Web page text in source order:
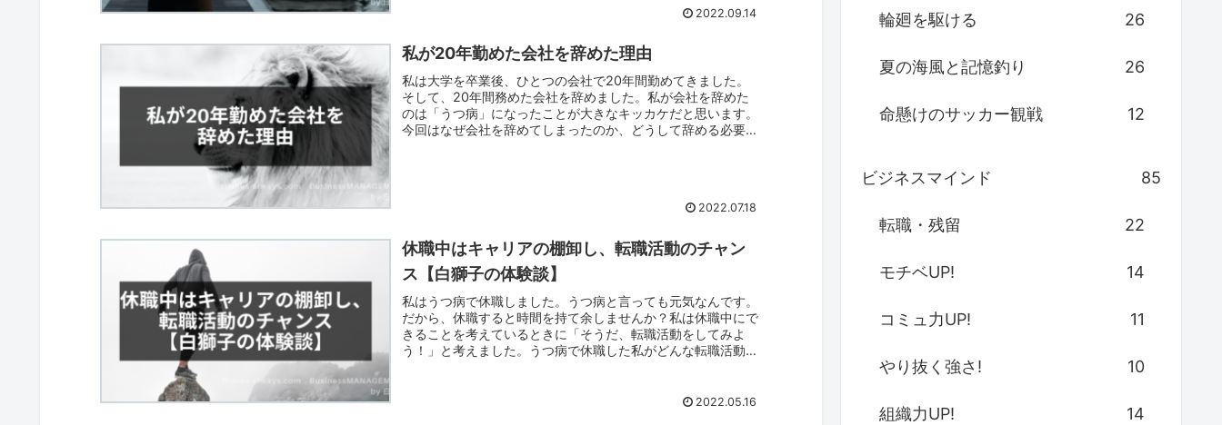
2022.09.14
私が20年勤めた会社を辞めた理由
私は大学を卒業後、ひとつの会社で20年間勤めてきました。
そして、20年間務めた会社を辞めました。私が会社を辞めた
のは「うつ病」になったことが大きなキッカケだと思います。
今回はなぜ会社を辞めてしまったのか、どうして辞める必要が
2022.07.18
休職中はキャリアの棚卸し、転職活動のチャン
ス【白獅子の体験談】
私はうつ病で休職しました。うつ病と言っても元気なんです。
だから、休職すると時間を持て余しませんか？私は休職中にで
きることを考えているときに「そうだ、転職活動をしてみよ
う！」と考えました。うつ病で休職した私がどんな転職活動を
2022.05.16
輪廻を駆ける 26
夏の海風と記憶釣り 26
命懸けのサッカー観戦 12
ビジネスマインド 85
転職・残留 22
モチベUP! 14
コミュ力UP! 11
やり抜く強さ! 10
組織力UP! 14